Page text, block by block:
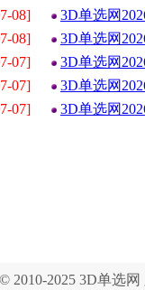
08]
3D单选网
08]
3D单选网
07]
3D单选网
07]
3D单选网
07] 3D单选网
2010-2025 3D单选网